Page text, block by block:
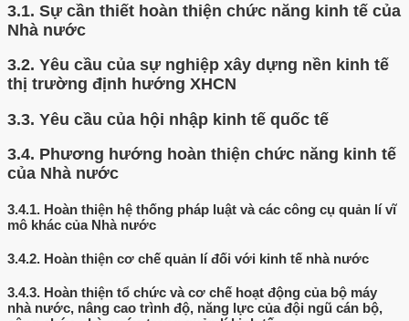
3.1. Sự cần thiết hoàn thiện chức năng kinh tế của
Nhà nước
3.2. Yêu cầu của sự nghiệp xây dựng nền kinh tế
thị trường định hướng XHCN
3.3. Yêu cầu của hội nhập kinh tế quốc tế
3.4. Phương hướng hoàn thiện chức năng kinh tế
của Nhà nước
3.4.1. Hoàn thiện hệ thống pháp luật và các công cụ quản lí vĩ
mô khác của Nhà nước
3.4.2. Hoàn thiện cơ chế quản lí đối với kinh tế nhà nước
3.4.3. Hoàn thiện tổ chức và cơ chế hoạt động của bộ máy
nhà nước, nâng cao trình độ, năng lực của đội ngũ cán bộ,